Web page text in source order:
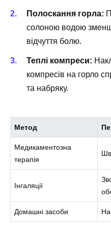
Полоскання горла:
солоною водою
відчуття болю.
Теплі компреси:
компресів на горло
та набряку.
Метод
Медикаментозна
терапія
Інгаляції
Домашні засоби